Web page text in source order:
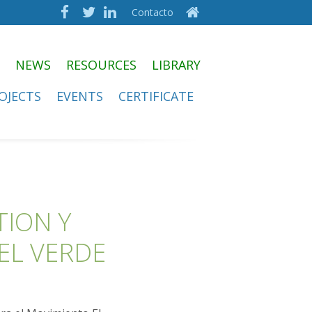
Contacto
NEWS RESOURCES
LIBRARY
EVENTS CERTIFICATE
Y
VERDE